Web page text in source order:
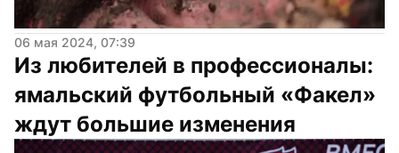
06 мая 2024, 07:39
Из любителей в профессионалы:
ямальский футбольный «Факел»
ждут большие изменения